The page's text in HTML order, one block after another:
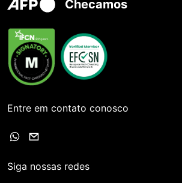
Checamos
Entre em contato conosco
Siga nossas redes